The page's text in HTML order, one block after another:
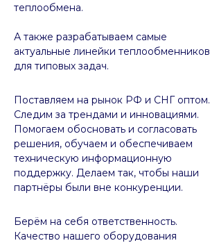
теплообмена.
А также разрабатываем самые
актуальные линейки теплообменников
для типовых задач.
Берём на себя ответственность.
Качество нашего оборудования
Поставляем на рынок РФ и СНГ оптом.
Следим за трендами и инновациями.
Помогаем обосновать и согласовать
решения, обучаем и обеспечиваем
техническую информационную
поддержку. Делаем так, чтобы наши
партнёры были вне конкуренции.